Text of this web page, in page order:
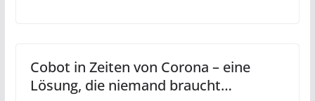
Cobot in Zeiten von Corona – eine
Lösung, die niemand braucht…